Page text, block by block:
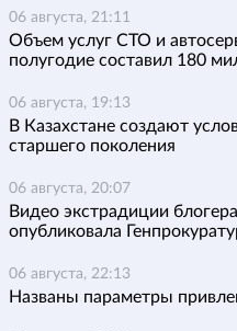
06 августа, 21:11
Объем услуг СТО и
полугодие составил 180
06 августа, 19:13
В Казахстане создают
старшего поколения
06 августа, 20:07
Видео экстрадиции
опубликовала
06 августа, 22:13
Названы параметры